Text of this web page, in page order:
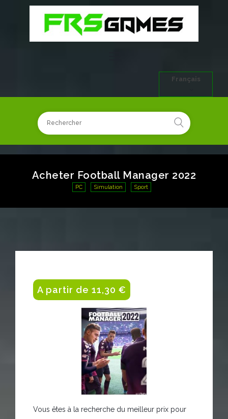
Français
Acheter Football Manager 2022
PC Simulation Sport
A partir de 11,30 €
Vous êtes à la recherche du meilleur prix pour